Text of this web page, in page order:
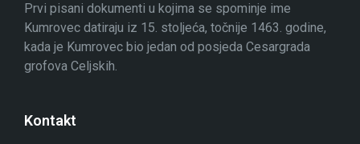
Prvi pisani dokumenti u kojima se spominje ime
Kumrovec datiraju iz 15. stoljeća, točnije 1463. godine,
kada je Kumrovec bio jedan od posjeda Cesargrada
grofova Celjskih.
Kontakt